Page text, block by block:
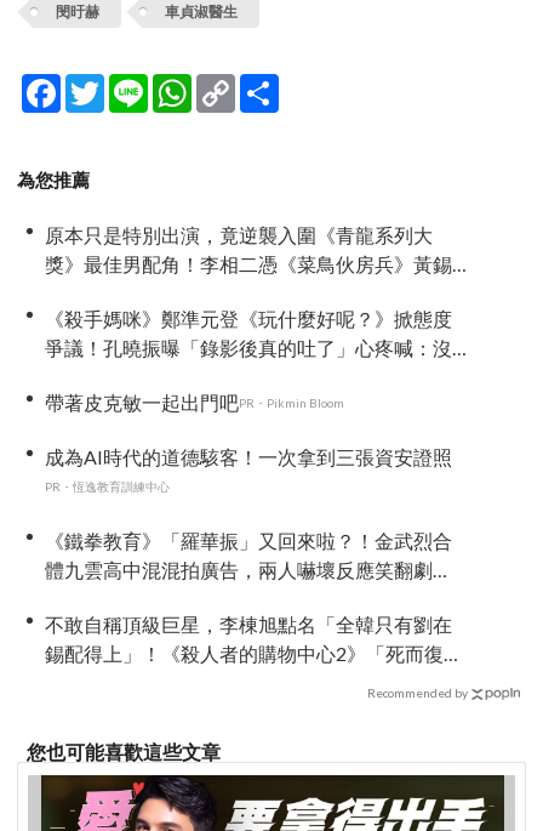
閔旴赫 車貞淑醫生
Facebook
TwitterLine WhatsApp
Copy
Link
為您推薦
原本只是特別出演，竟逆襲入圍《青龍系列大
獎》最佳男配角！李相二憑《菜鳥伙房兵》黃錫
《殺手媽咪》鄭準元登《玩什麼好呢？》掀態度
爭議！孔曉振曝「錄影後真的吐了」心疼喊：沒
帶著皮克敏一起出門吧PR・Pikmin Bloom
成為AI時代的道德駭客！一次拿到三張資安證照
PR・恆逸教育訓練中心
《鐵拳教育》「羅華振」又回來啦？！金武烈合
體九雲高中混混拍廣告，兩人嚇壞反應笑翻劇
不敢自稱頂級巨星，李棟旭點名「全韓只有劉在
錫配得上」！《殺人者的購物中心2》「死而復
Recommended by
您也可能喜歡這些文章